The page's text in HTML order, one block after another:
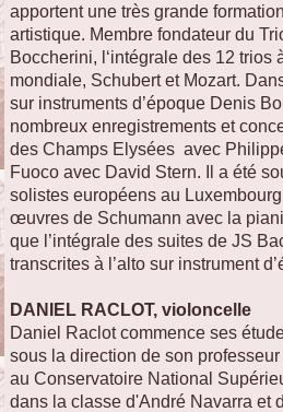
apportent une très grande
artistique. Membre fondateur du
Boccherini, l‘intégrale des 12 trios
mondiale, Schubert et Mozart.
sur instruments d’époque Denis
nombreux enregistrements et
des Champs Elysées avec
Fuoco avec David Stern. Il a été
solistes européens au
œuvres de Schumann avec la
que l’intégrale des suites de JS
transcrites à l’alto sur instrument
DANIEL RACLOT, violoncelle
Daniel Raclot commence ses
sous la direction de son
au Conservatoire National
dans la classe d'André Navarra et